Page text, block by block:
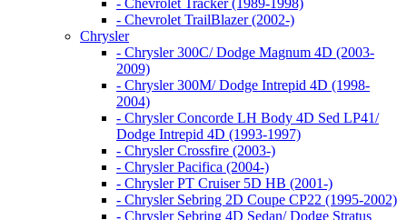
- Chevrolet Tracker (1989-1998)
- Chevrolet TrailBlazer (2002-)
Chrysler
- Chrysler 300C/ Dodge Magnum 4D (2003-
2009)
- Chrysler 300M/ Dodge Intrepid 4D (1998-
2004)
- Chrysler Concorde LH Body 4D Sed LP41/
Dodge Intrepid 4D (1993-1997)
- Chrysler Crossfire (2003-)
- Chrysler Pacifica (2004-)
- Chrysler PT Cruiser 5D HB (2001-)
- Chrysler Sebring 2D Coupe CP22 (1995-2002)
- Chrysler Sebring 4D Sedan/ Dodge Stratus